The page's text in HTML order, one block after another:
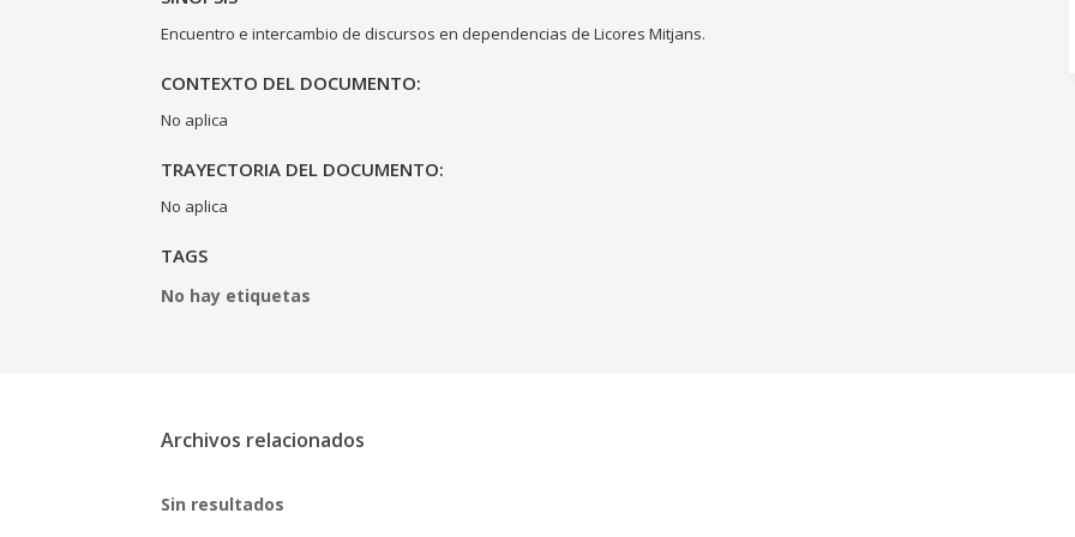
Encuentro e intercambio de discursos en dependencias de Licores Mitjans.
CONTEXTO DEL DOCUMENTO:
No aplica
TRAYECTORIA DEL DOCUMENTO:
No aplica
TAGS
No hay etiquetas
Archivos relacionados
Sin resultados